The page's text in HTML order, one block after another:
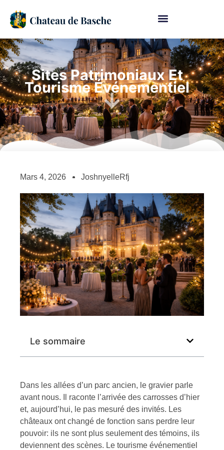
Sites Patrimoniaux Et
Tourisme Événementiel
Mars 4, 2026 JoshnyelleRfj
Le sommaire
Dans les allées d’un parc ancien, le gravier parle
avant nous. Il raconte l’arrivée des carrosses d’hier
et, aujourd’hui, le pas mesuré des invités. Les
châteaux ont changé de fonction sans perdre leur
pouvoir: ils ne sont plus seulement des témoins, ils
deviennent des scènes. Le tourisme événementiel